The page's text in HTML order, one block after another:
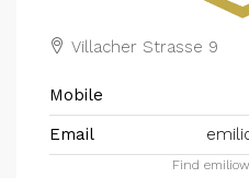
Villacher Strasse 9
Mobile
Email
Find